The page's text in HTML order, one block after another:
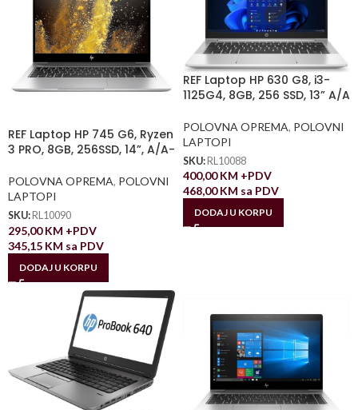
REF Laptop HP 745 G6, Ryzen
3 PRO, 8GB, 256SSD, 14”, A/A-
POLOVNA OPREMA, POLOVNI
LAPTOPI
SKU: RL10090
295,00KM +PDV
345,15 KM sa PDV
DODAJ U KORPU
REF Laptop HP 630 G8, i3-
1125G4, 8GB, 256 SSD, 13” A/A
POLOVNA OPREMA, POLOVNI
LAPTOPI
SKU: RL10088
400,00KM +PDV
468,00KM sa PDV
DODAJ U KORPU